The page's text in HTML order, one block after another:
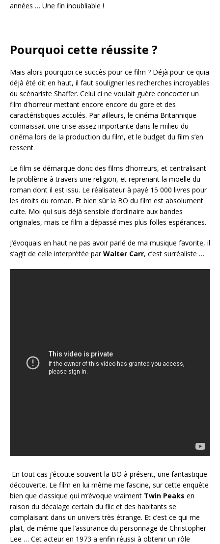
années … Une fin inoubliable !
Pourquoi cette réussite ?
Mais alors pourquoi ce succès pour ce film ? Déjà pour ce quia
déjà été dit en haut, il faut souligner les recherches incroyables
du scénariste Shaffer. Celui ci ne voulait guère concocter un
film d’horreur mettant encore encore du gore et des
caractéristiques acculés. Par ailleurs, le cinéma Britannique
connaissait une crise assez importante dans le milieu du
cinéma lors de la production du film, et le budget du film s’en
ressent.
Le film se démarque donc des films d’horreurs, et centralisant
le problème à travers une religion, et reprenant la moelle du
roman dont il est issu. Le réalisateur à payé 15 000 livres pour
les droits du roman. Et bien sûr la BO du film est absolument
culte. Moi qui suis déjà sensible d’ordinaire aux bandes
originales, mais ce film a dépassé mes plus folles espérances.
J’évoquais en haut ne pas avoir parlé de ma musique favorite, il
s’agit de celle interprétée parWalter Carr, c’est surréaliste …
En tout cas j’écoute souvent la BO à présent, une fantastique
découverte. Le film en lui même me fascine, sur cette enquête
bien que classique qui m’évoque vraiment Twin Peaks en
raison du décalage certain du flic et des habitants se
complaisant dans un univers très étrange. Et c’est ce qui me
plait, de même que l’assurance du personnage de Christopher
Lee … Cet acteur en 1973 a enfin réussi à obtenir un rôle